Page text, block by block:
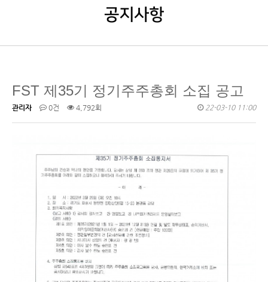
공지사항
FST 제35기 정기주주총회 소집 공고
관리자 0건 4,792회 22-03-10 11:00